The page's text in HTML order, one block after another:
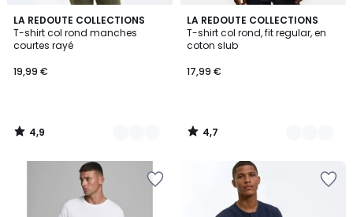
LA REDOUTE COLLECTIONS
T-shirt col rond manches
courtes rayé
19,99 €
4,9
/ 5
2
Couleurs
4,9
/
LA REDOUTE COLLECTIONS
T-shirt col rond, fit regular, en
coton slub
17,99 €
4,7
/ 5
3
Couleurs
4,7
/